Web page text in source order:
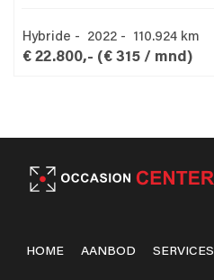
Hybride - 2022 - 110.924 km
€ 22.800,- (€ 315 / mnd)
HOME AANBOD SERVICES